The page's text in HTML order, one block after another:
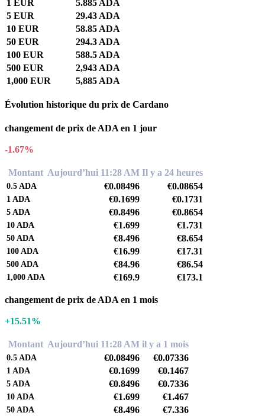
1 EUR
5.885 ADA
5 EUR
29.43 ADA
10 EUR
58.85 ADA
50 EUR
294.3 ADA
100 EUR
588.5 ADA
500 EUR
2,943 ADA
1,000 EUR
5,885 ADA
Évolution historique du prix de Cardano
changement de prix de ADA en 1 jour
-1.67%
Montant Aujourd’hui 11:28 AM Il y a 24 heures
0.5 ADA €0.08496 €0.08654
1 ADA €0.1699 €0.1731
5 ADA €0.8496 €0.8654
10 ADA €1.699 €1.731
50 ADA €8.496 €8.654
100 ADA €16.99 €17.31
500 ADA €84.96 €86.54
1,000 ADA €169.9 €173.1
changement de prix de ADA en 1 mois
+15.51%
Montant Aujourd’hui 11:28 AM il y a 1 mois
0.5 ADA €0.08496 €0.07336
1 ADA €0.1699 €0.1467
5 ADA €0.8496 €0.7336
10 ADA €1.699 €1.467
50 ADA €8.496 €7.336